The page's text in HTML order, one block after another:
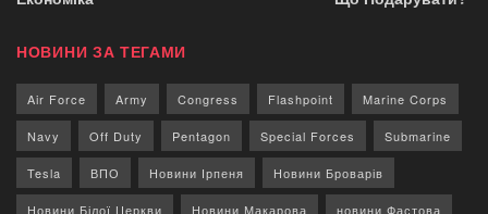
НОВИНИ ЗА ТЕГАМИ
Air Force Army Congress Flashpoint Marine Corps
Navy Off Duty Pentagon Special Forces Submarine
Tesla ВПО Новини Ірпеня Новини Броварів
Новини Білої Церкви Новини Макарова новини Фастова